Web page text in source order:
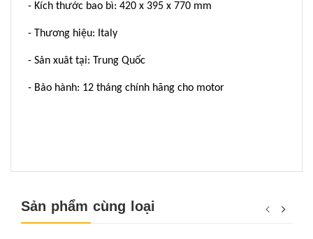
- Kích thước bao bì: 420 x 395 x 770 mm
- Thương hiệu: Italy
- Sản xuât tại: Trung Quốc
- Bảo hành: 12 tháng chính hãng cho motor
Sản phẩm cùng loại